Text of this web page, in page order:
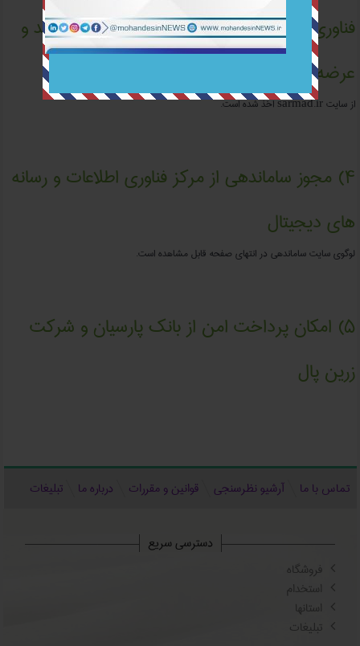
فناوری اطلاعات و رسانه های دیجیتال برای تولید و
عرضه فیلم های آموزشی
از سایت sarmad.ir اخذ شده است.
۴) مجوز ساماندهی از مرکز فناوری اطلاعات و رسانه
های دیجیتال
لوگوی سایت ساماندهی در انتهای صفحه قابل مشاهده است.
۵) امکان پرداخت امن از بانک پارسیان و شرکت
زرین پال
تماس با ما آرشیو نظرسنجی قوانین و مقررات درباره ما تبلیغات
دسترسی سریع
فروشگاه
استخدام
استانها
تبلیغات